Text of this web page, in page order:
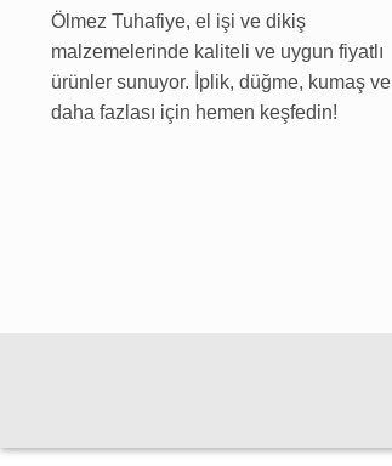
Ölmez Tuhafiye, el işi ve dikiş
malzemelerinde kaliteli ve uygun fiyatlı
ürünler sunuyor. İplik, düğme, kumaş ve
daha fazlası için hemen keşfedin!